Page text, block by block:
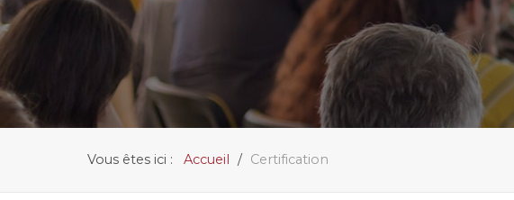
Vous êtes ici : Accueil Certification